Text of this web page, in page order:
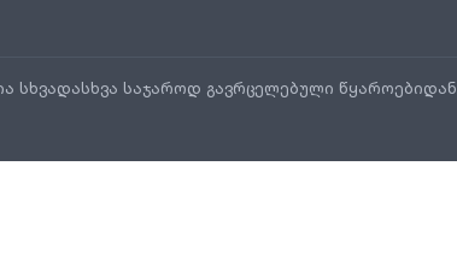
სხვადასხვა საჯაროდ გავრცელებული წყაროებიდან.